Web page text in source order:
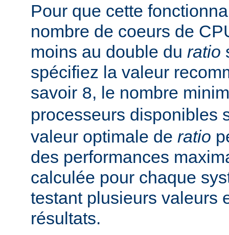
Pour que cette
nombre de coeurs de
moins au double du ratio
spécifiez la valeur
savoir 8, le nombre
processeurs disponibles
valeur optimale de ratio
des performances
calculée pour chaque
testant plusieurs valeurs
résultats.